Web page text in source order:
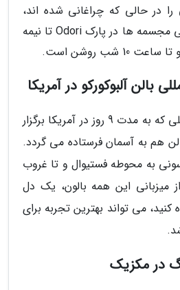
در حالی که چراغانی شده اند،
تماشا کنید. چراغانی مجسمه ها در پارک Odori تا نیمه
شب روشن است.
در این فستیوال بین المللی که به مدت 9 روز در آمریکا برگزار
بیش از 500 بالن هم به آسمان فرستاده می گردد.
به محوطه فستیوال و تا غروب
این همه بالون، یک دل
می تواند بهترین تجربه برای